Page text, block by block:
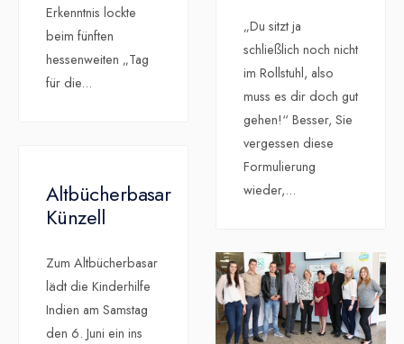
Erkenntnis lockte
beim fünften
hessenweiten „Tag
für die...
„Du sitzt ja
schließlich noch nicht
im Rollstuhl, also
muss es dir doch gut
gehen!“ Besser, Sie
vergessen diese
Formulierung
wieder,...
Altbücherbasar
Künzell
Zum Altbücherbasar
lädt die Kinderhilfe
Indien am Samstag
den 6. Juni ein ins